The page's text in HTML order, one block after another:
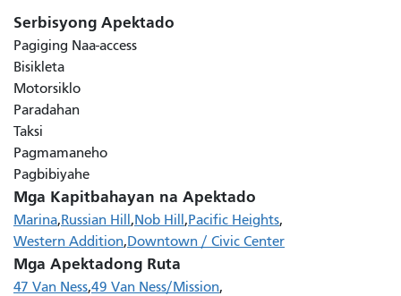
Serbisyong Apektado
Pagiging Naa-access
Bisikleta
Motorsiklo
Paradahan
Taksi
Pagmamaneho
Pagbibiyahe
Mga Kapitbahayan na Apektado
Marina Russian Hill Nob Hill
Pacific Heights
Western Addition Downtown / Civic Center
Mga Apektadong Ruta
47 Van Ness 49 Van Ness/Mission